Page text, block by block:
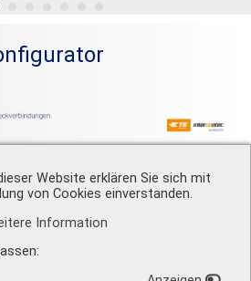
Website erklären Sie sich mit
von Cookies einverstanden.
Information